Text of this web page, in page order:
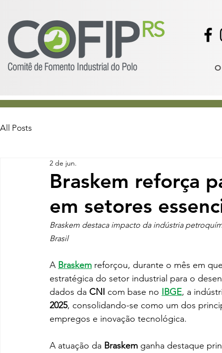
O
All Posts
Braskem reforça
em setores
2 de jun.
Braskem destaca impacto da indústria
Brasil
A Braskem reforçou, durante o mês em
estratégica do setor industrial para o
dados da CNI com base no IBGE, a
2025, consolidando-se como um dos
empregos e inovação tecnológica.
A atuação da Braskem ganha destaque